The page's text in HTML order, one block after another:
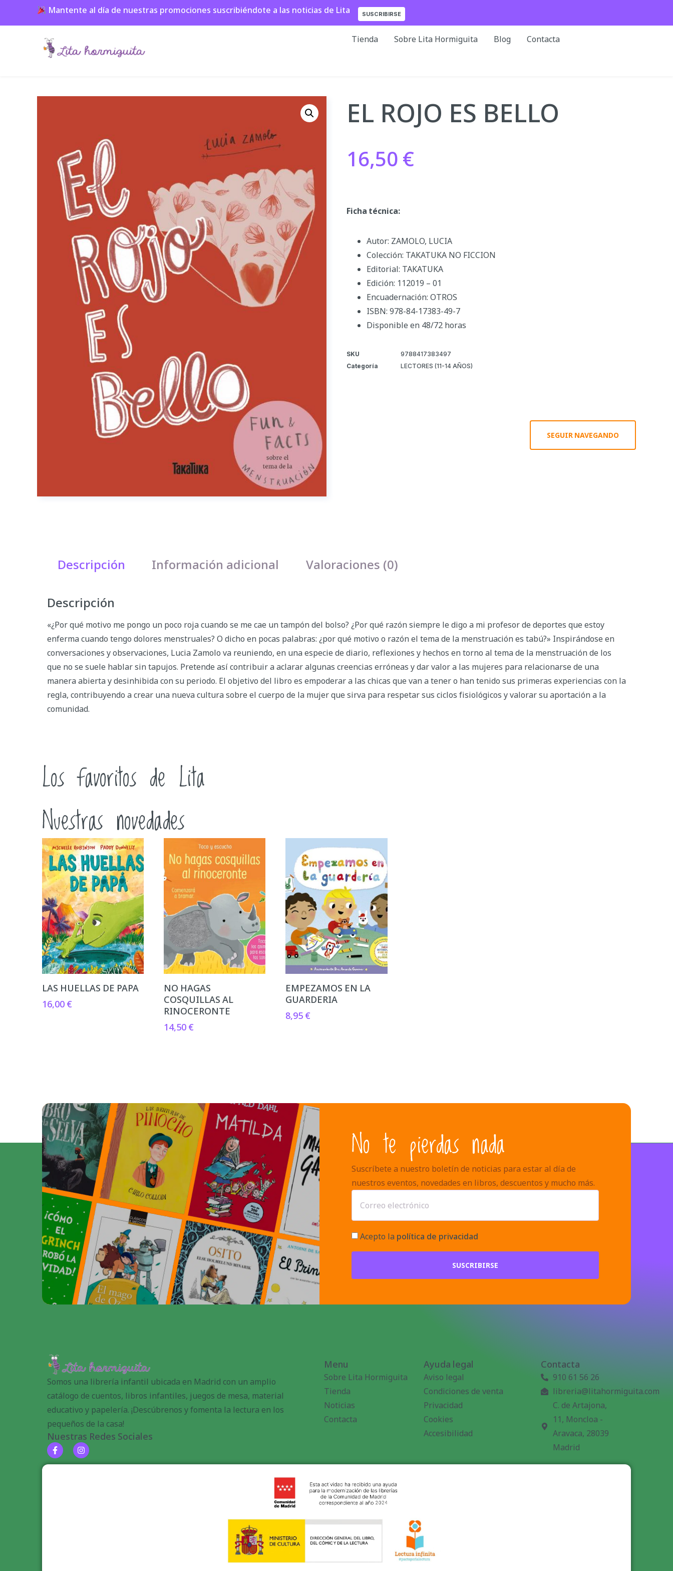
Mantente al día de nuestras promociones suscribiéndote a las noticias de Lita SUSCRIBIRSE
Tienda Sobre Lita Hormiguita Blog Contacta
EL ROJO ES BELLO
16,50 €
Ficha técnica:
Autor: ZAMOLO, LUCIA
Colección: TAKATUKA NO FICCION
Editorial: TAKATUKA
Edición: 112019 – 01
Encuadernación: OTROS
ISBN: 978-84-17383-49-7
Disponible en 48/72 horas
SKU
9788417383497
Categoría
LECTORES (11-14 AÑOS)
SEGUIR NAVEGANDO
Descripción Información adicional Valoraciones (0)
Descripción
«¿Por qué motivo me pongo un poco roja cuando se me cae un tampón del bolso? ¿Por qué razón siempre le digo a mi profesor de deportes que estoy
enferma cuando tengo dolores menstruales? O dicho en pocas palabras: ¿por qué motivo o razón el tema de la menstruación es tabú?» Inspirándose en
conversaciones y observaciones, Lucia Zamolo va reuniendo, en una especie de diario, reflexiones y hechos en torno al tema de la menstruación de los
que no se suele hablar sin tapujos. Pretende así contribuir a aclarar algunas creencias erróneas y dar valor a las mujeres para relacionarse de una
manera abierta y desinhibida con su periodo. El objetivo del libro es empoderar a las chicas que van a tener o han tenido sus primeras experiencias con la
regla, contribuyendo a crear una nueva cultura sobre el cuerpo de la mujer que sirva para respetar sus ciclos fisiológicos y valorar su aportación a la
comunidad.
Los favoritos de Lita
Nuestras novedades
LAS HUELLAS DE PAPA
16,00 €
NO HAGAS
COSQUILLAS AL
RINOCERONTE
14,50 €
EMPEZAMOS EN LA
GUARDERIA
8,95 €
No te pierdas nada
Suscríbete a nuestro boletín de noticias para estar al día de
nuestros eventos, novedades en libros, descuentos y mucho más.
Acepto la política de privacidad
SUSCRIBIRSE
Somos una librería infantil ubicada en Madrid con un amplio
catálogo de cuentos, libros infantiles, juegos de mesa, material
educativo y papelería. ¡Descúbrenos y fomenta la lectura en los
pequeños de la casa!
Nuestras Redes Sociales
Menu
Sobre Lita Hormiguita
Tienda
Noticias
Contacta
Ayuda legal
Aviso legal
Condiciones de venta
Privacidad
Cookies
Accesibilidad
Contacta
910 61 56 26
libreria@litahormiguita.com
C. de Artajona,
11, Moncloa -
Aravaca, 28039
Madrid